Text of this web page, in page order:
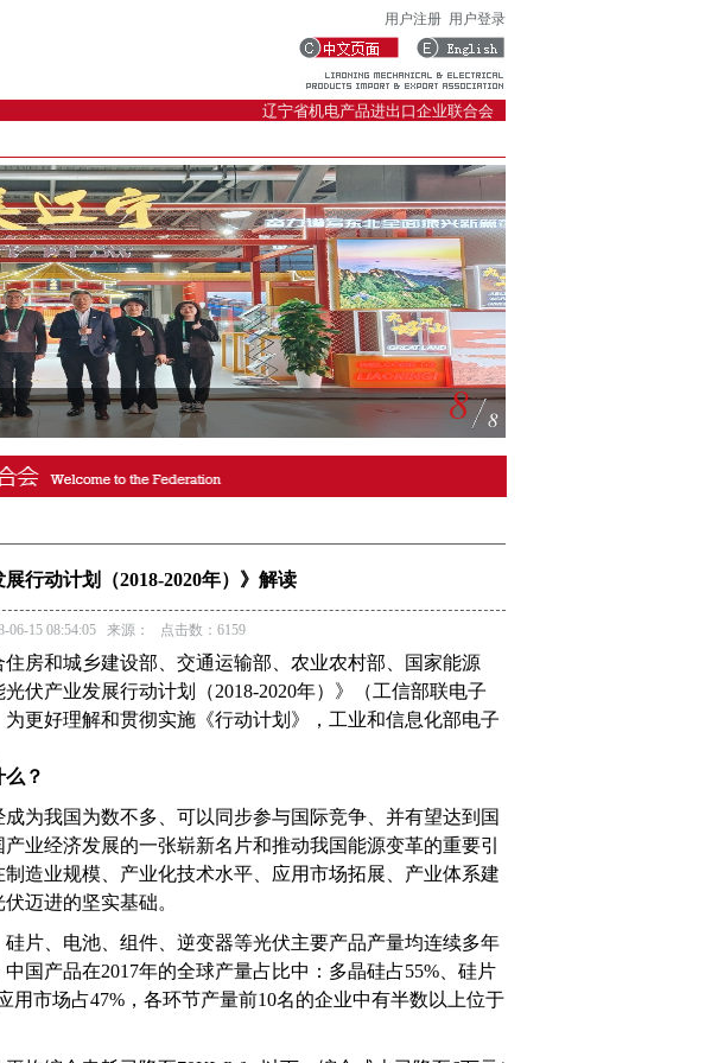
用户注册 用户登录
辽宁省机电产品进出口企业联合会
8 8
展行动计划（2018-2020年）》解读
06-15 08:54:05 来源： 点击数：6159
住房和城乡建设部、交通运输部、农业农村部、国家能源
伏产业发展行动计划（2018-2020年）》（工信部联电子
更好理解和贯彻实施《行动计划》，工业和信息化部电子
？
为我国为数不多、可以同步参与国际竞争、并有望达到国
业经济发展的一张崭新名片和推动我国能源变革的重要引
造业规模、产业化技术水平、应用市场拓展、产业体系建
迈进的坚实基础。
片、电池、组件、逆变器等光伏主要产品产量均连续多年
国产品在2017年的全球产量占比中：多晶硅占55%、硅片
用市场占47%，各环节产量前10名的企业中有半数以上位于